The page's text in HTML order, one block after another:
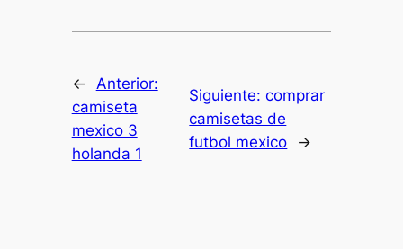
← Anterior:
camiseta
mexico 3
holanda 1
Siguiente:comprar
camisetas de
futbol mexico
→